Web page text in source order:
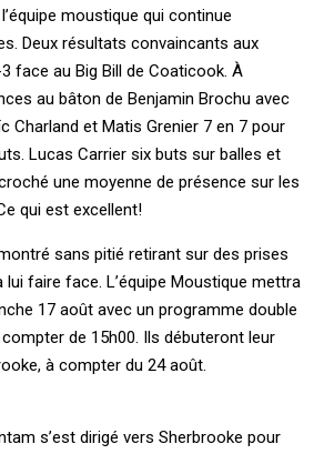
moustique qui continue
Deux résultats convaincants aux
face au Big Bill de Coaticook. À
au bâton de Benjamin Brochu avec
Charland et Matis Grenier 7 en 7 pour
Lucas Carrier six buts sur balles et
une moyenne de présence sur les
qui est excellent!
sans pitié retirant sur des prises
faire face. L’équipe Moustique mettra
17 août avec un programme double
compter de 15h00. Ils débuteront leur
à compter du 24 août.
s’est dirigé vers Sherbrooke pour